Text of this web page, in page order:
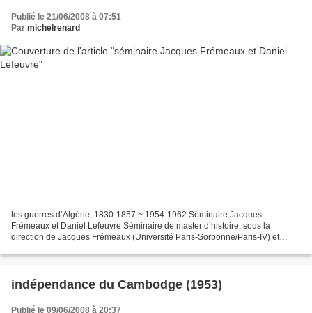
Publié le 21/06/2008 à 07:51
Par michelrenard
les guerres d’Algérie, 1830-1857 ~ 1954-1962 Séminaire Jacques
Frémeaux et Daniel Lefeuvre Séminaire de master d’histoire, sous la
direction de Jacques Frémeaux (Université Paris-Sorbonne/Paris-IV) et
indépendance du Cambodge (1953)
Publié le 09/06/2008 à 20:37